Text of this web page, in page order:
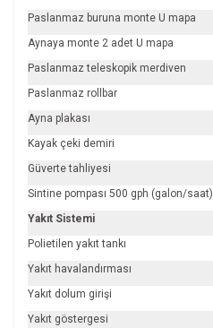
Paslanmaz buruna monte U mapa
Aynaya monte 2 adet U mapa
Paslanmaz teleskopik merdiven
Paslanmaz rollbar
Ayna plakası
Kayak çeki demiri
Güverte tahliyesi
Sintine pompası 500 gph (galon/saat)
Yakıt Sistemi
Polietilen yakıt tankı
Yakıt havalandırması
Yakıt dolum girişi
Yakıt göstergesi